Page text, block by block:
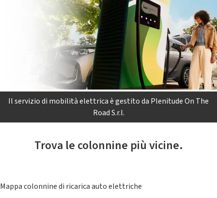
Il servizio di mobilità elettrica è gestito da Plenitude On The
Road S.r.l.
Trova le colonnine più vicine.
Mappa colonnine di ricarica auto elettriche